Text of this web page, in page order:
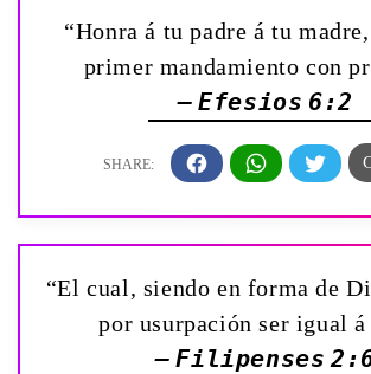
“Honra á tu padre á tu
primer mandamiento con
— Efesios 6:2
“El cual, siendo en forma de
por usurpación ser igual á
— Filipenses